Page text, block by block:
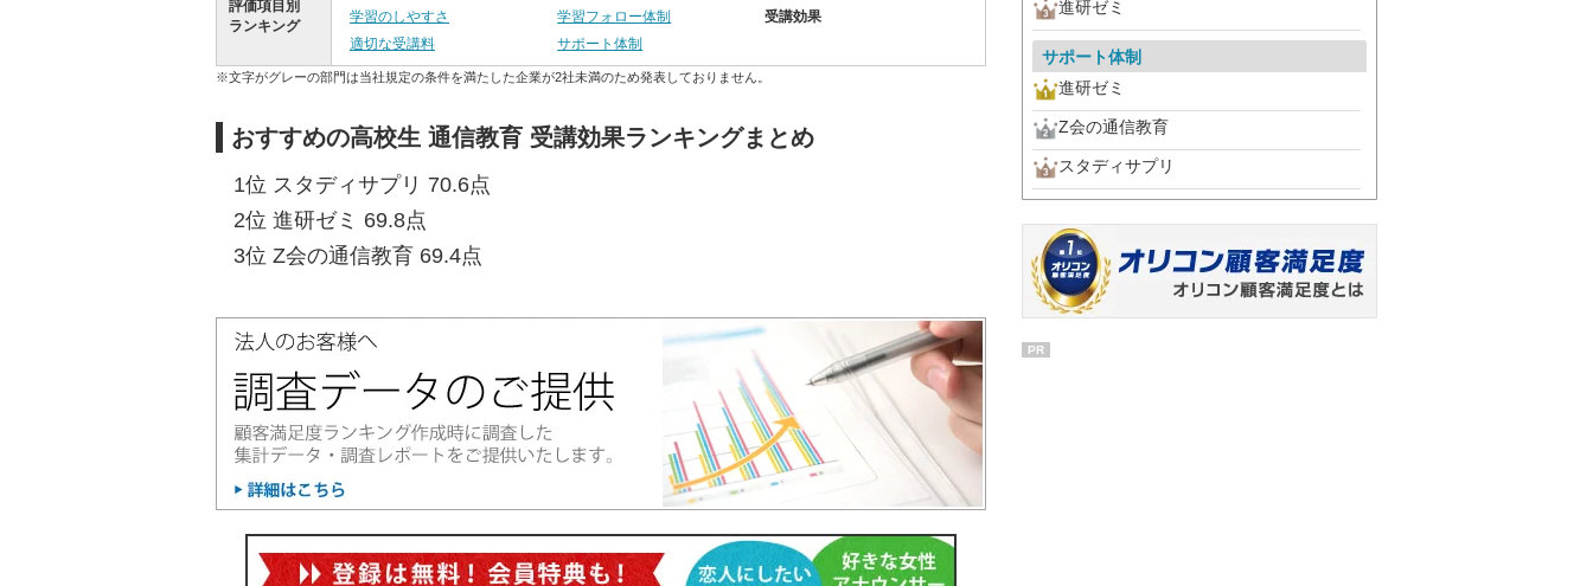
評価項目別
ランキング
学習のしやすさ 学習フォロー体制
受講効果
適切な受講料
サポート体制
※文字がグレーの部門は当社規定の条件を満たした企業が2社未満のため発表しておりません。
おすすめの高校生 通信教育 受講効果ランキングまとめ
1位 スタディサプリ 70.6点
2位 進研ゼミ 69.8点
3位 Z会の通信教育 69.4点
進研ゼミ
サポート体制
進研ゼミ
Z会の通信教育
スタディサプリ
PR